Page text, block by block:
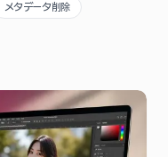
メタデータ削除